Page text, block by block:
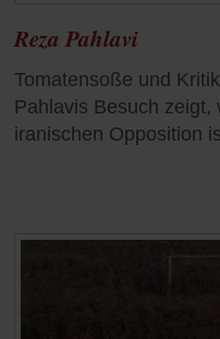
Reza Pahlavi
Tomatensoße und
Pahlavis Besuch
iranischen Opposition